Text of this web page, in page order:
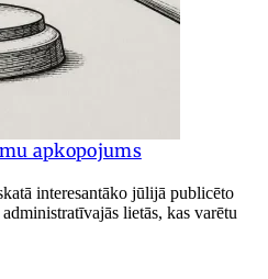
apkopojums
interesantāko jūlijā publicēto
lietās, kas varētu